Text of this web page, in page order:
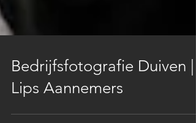
Bedrijfsfotografie Duiven |
Lips Aannemers